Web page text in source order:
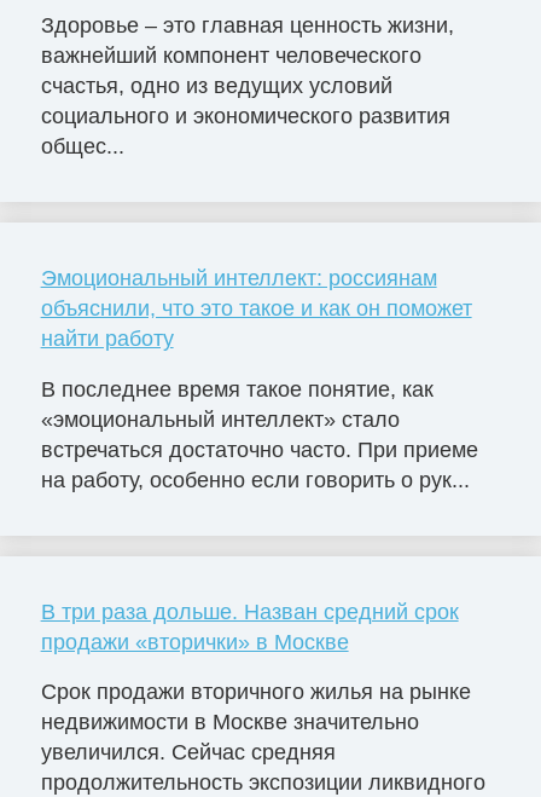
Здоровье – это главная ценность жизни,
важнейший компонент человеческого
счастья, одно из ведущих условий
социального и экономического развития
общес...
Эмоциональный интеллект: россиянам
объяснили, что это такое и как он поможет
найти работу
В последнее время такое понятие, как
«эмоциональный интеллект» стало
встречаться достаточно часто. При приеме
на работу, особенно если говорить о рук...
В три раза дольше. Назван средний срок
продажи «вторички» в Москве
Срок продажи вторичного жилья на рынке
недвижимости в Москве значительно
увеличился. Сейчас средняя
продолжительность экспозиции ликвидного